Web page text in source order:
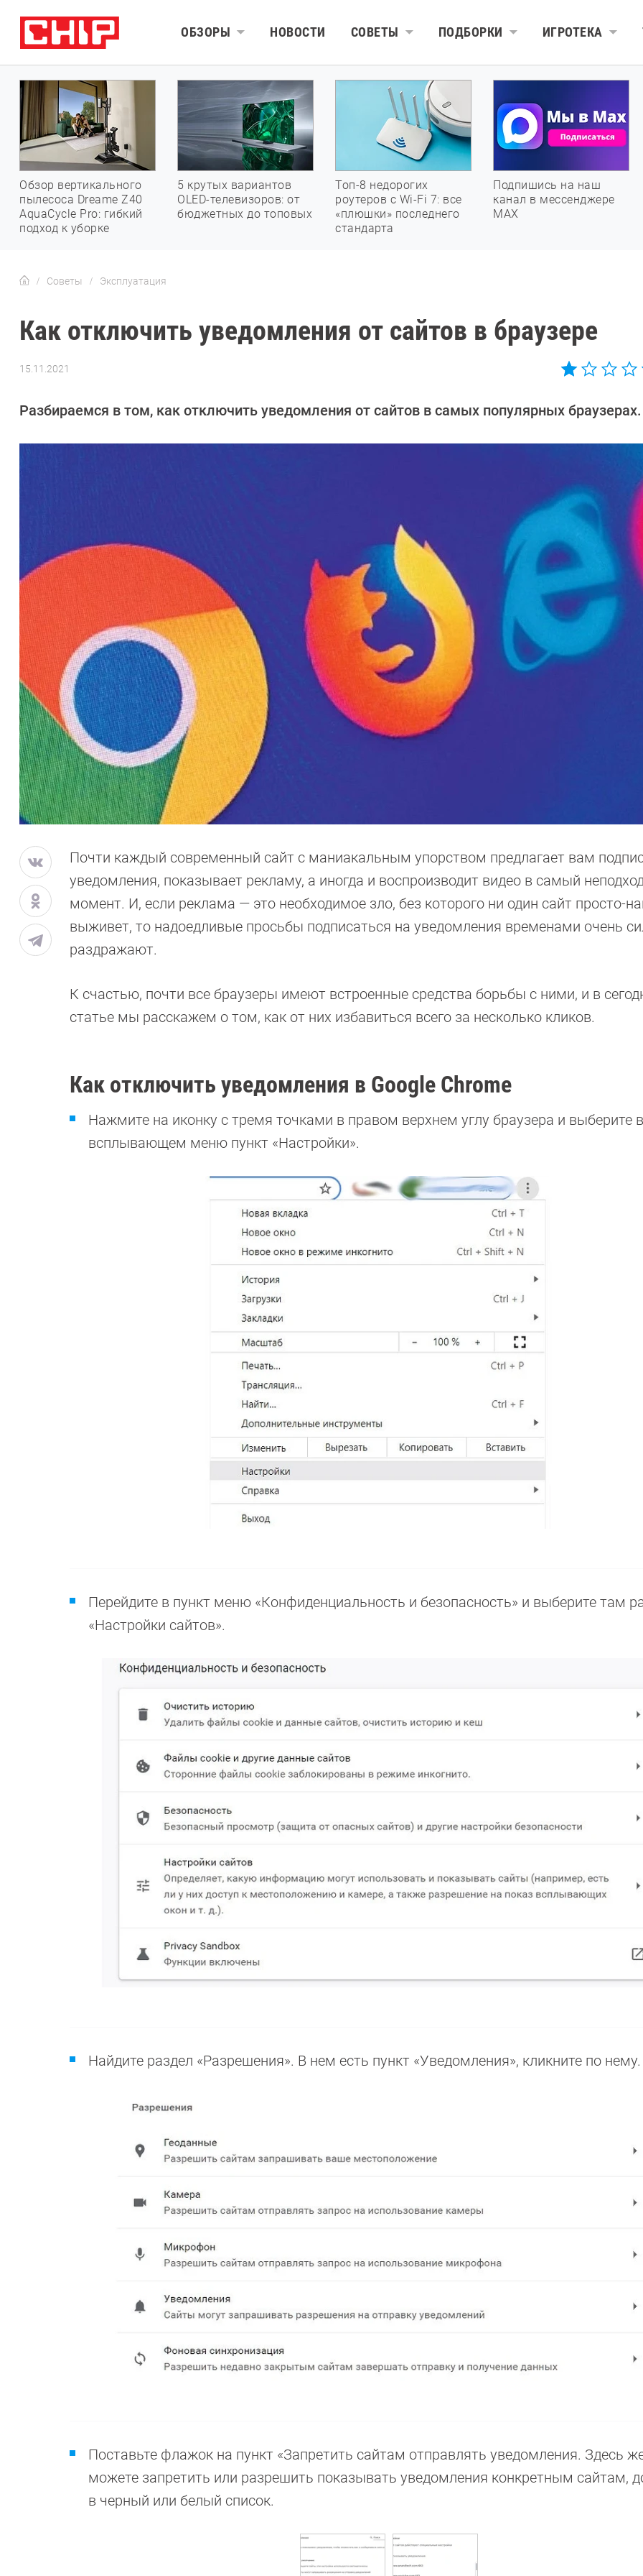
ОБЗОРЫ НОВОСТИ СОВЕТЫ ПОДБОРКИ ИГРОТЕКА
Обзор вертикального
пылесоса Dreame Z40
AquaCycle Pro: гибкий
подход к уборке
5 крутых вариантов
OLED-телевизоров: от
бюджетных до топовых
Топ-8 недорогих
роутеров с Wi-Fi 7: все
«плюшки» последнего
стандарта
Подпишись на наш
канал в мессенджере
МАХ
Советы Эксплуатация
Как отключить уведомления от сайтов в браузере
15.11.2021
Разбираемся в том, как отключить уведомления от сайтов в самых популярных браузерах.
Почти каждый современный сайт с маниакальным упорством предлагает вам
уведомления, показывает рекламу, а иногда и воспроизводит видео в самый
момент. И, если реклама — это необходимое зло, без которого ни один сайт просто-
выживет, то надоедливые просьбы подписаться на уведомления временами очень
раздражают.
К счастью, почти все браузеры имеют встроенные средства борьбы с ними, и в
статье мы расскажем о том, как от них избавиться всего за несколько кликов.
Как отключить уведомления в Google Chrome
Нажмите на иконку с тремя точками в правом верхнем углу браузера и выберите
всплывающем меню пункт «Настройки».
Перейдите в пункт меню «Конфиденциальность и безопасность» и выберите там
«Настройки сайтов».
Найдите раздел «Разрешения». В нем есть пункт «Уведомления», кликните по нему.
Поставьте флажок на пункт «Запретить сайтам отправлять уведомления. Здесь
можете запретить или разрешить показывать уведомления конкретным сайтам,
в черный или белый список.